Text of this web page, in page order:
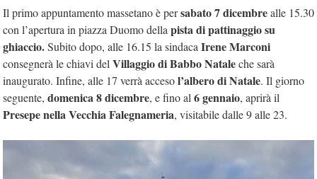
Il primo appuntamento massetano è persabato 7 dicembrealle 15.30
con l’apertura in piazza Duomo della pista di pattinaggio su
ghiaccio.Subito dopo, alle 16.15 la sindaca Irene Marconi
consegnerà le chiavi del Villaggio di Babbo Nataleche sarà
inaugurato. Infine, alle 17 verrà accesol’albero di Natale. Il giorno
seguente, domenica 8 dicembre, e fino al 6 gennaio, aprirà il
Presepe nella Vecchia Falegnameria, visitabile dalle 9 alle 23.